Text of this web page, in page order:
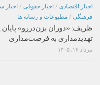
اخبار اقتصادی / اخبار حقوقی / اخبار
فرهنگی / مطبوعات و رسانه ها
ظریف: «دوران بزن‌دررو»
تهدیدمداری به فرصت‌مداری
مرداد ۱۶, ۱۴۰۵